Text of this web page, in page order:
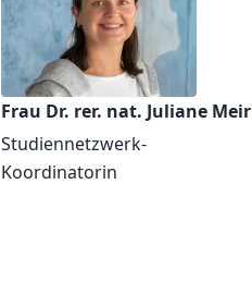
Frau Dr. rer. nat. Juliane Meir
Studiennetzwerk-
Koordinatorin